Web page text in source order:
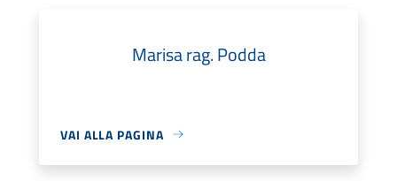
Marisa rag. Podda
VAI ALLA PAGINA